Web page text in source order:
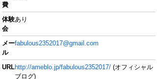
費
体験
会
あり
メー
ル
fabulous2352017@gmail.com
URLhttp://ameblo.jp/fabulous2352017/ (オフィシャル
ブログ)